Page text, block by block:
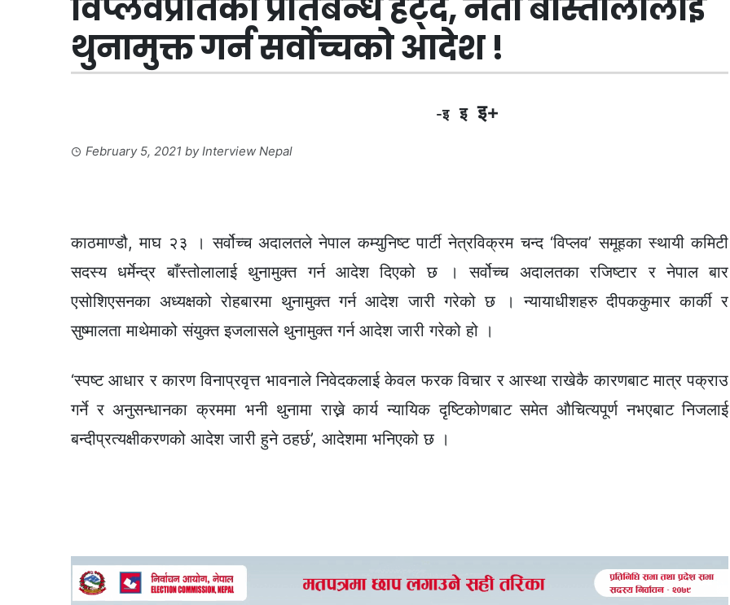
थुनामुक्त गर्न सर्वोच्चको आदेश !
-इ इ इ+
February 5, 2021 byInterview Nepal
काठमाण्डौ, माघ २३ । सर्वोच्च अदालतले नेपाल कम्युनिष्ट पार्टी नेत्रविक्रम चन्द ‘विप्लव’ समूहका स्थायी कमिटी
सदस्य धर्मेन्द्र बाँस्तोलालाई थुनामुक्त गर्न आदेश दिएको छ । सर्वोच्च अदालतका रजिष्टार र नेपाल बार
एसोशिएसनका अध्यक्षको रोहबारमा थुनामुक्त गर्न आदेश जारी गरेको छ । न्यायाधीशहरु दीपककुमार कार्की र
सुष्मालता माथेमाको संयुक्त इजलासले थुनामुक्त गर्न आदेश जारी गरेको हो ।
‘स्पष्ट आधार र कारण विनाप्रवृत्त भावनाले निवेदकलाई केवल फरक विचार र आस्था राखेकै कारणबाट मात्र पक्राउ
गर्ने र अनुसन्धानका क्रममा भनी थुनामा राख्ने कार्य न्यायिक दृष्टिकोणबाट समेत औचित्यपूर्ण नभएबाट निजलाई
बन्दीप्रत्यक्षीकरणको आदेश जारी हुने ठहर्छ’, आदेशमा भनिएको छ ।